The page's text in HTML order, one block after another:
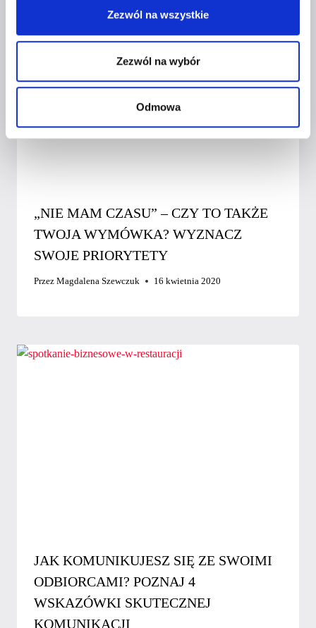
Zezwól na wszystkie
Zezwól na wybór
Odmowa
„NIE MAM CZASU” – CZY TO TAKŻE
TWOJA WYMÓWKA? WYZNACZ
SWOJE PRIORYTETY
Przez Magdalena Szewczuk 16 kwietnia 2020
JAK KOMUNIKUJESZ SIĘ ZE SWOIMI
ODBIORCAMI? POZNAJ 4
WSKAZÓWKI SKUTECZNEJ
KOMUNIKACJI